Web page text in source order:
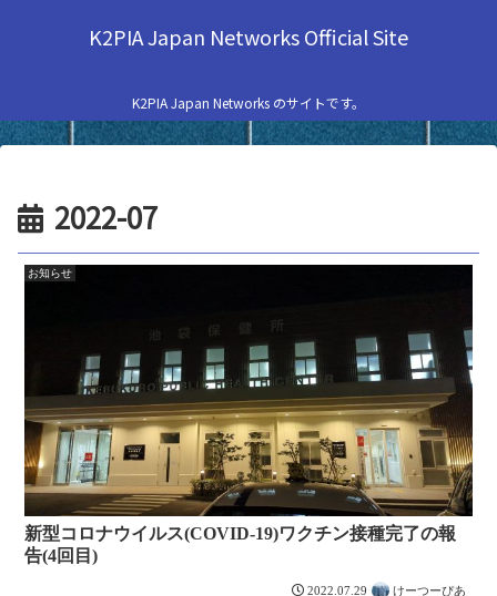
K2PIA Japan Networks Official Site
K2PIA Japan Networks のサイトです。
2022-07
お知らせ
新型コロナウイルス(COVID-19)ワクチン接種完了の報
告(4回目)
2022.07.29 けーつーぴあ